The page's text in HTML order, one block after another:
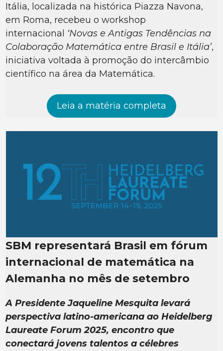
Itália, localizada na histórica Piazza Navona,
em Roma, recebeu o workshop
internacional ‘Novas e Antigas Tendências na
Colaboração Matemática entre Brasil e Itália’,
iniciativa voltada à promoção do intercâmbio
científico na área da Matemática.
Leia a matéria completa
SBM representará Brasil em fórum
internacional de matemática na
Alemanha no mês de setembro
A Presidente Jaqueline Mesquita levará
perspectiva latino-americana ao Heidelberg
Laureate Forum 2025, encontro que
conectará jovens talentos a célebres